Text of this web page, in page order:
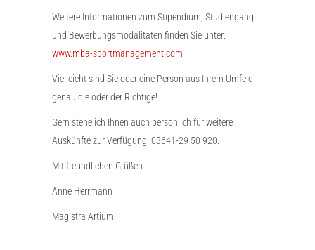
Weitere Informationen zum Stipendium, Studiengang
und Bewerbungsmodalitäten finden Sie unter:
www.mba-sportmanagement.com
Vielleicht sind Sie oder eine Person aus Ihrem Umfeld
genau die oder der Richtige!
Gern stehe ich Ihnen auch persönlich für weitere
Auskünfte zur Verfügung: 03641-29 50 920.
Mit freundlichen Grüßen
Anne Herrmann
Magistra Artium